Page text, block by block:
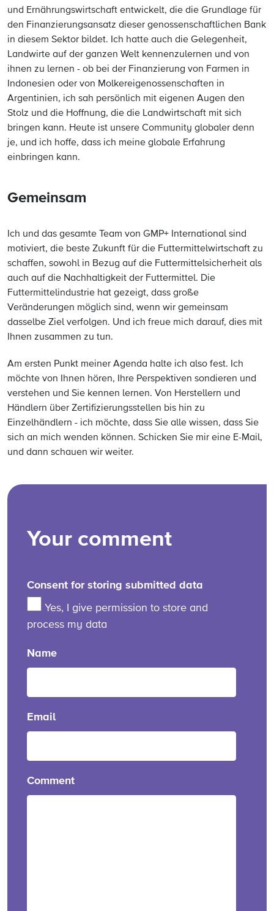
und Ernährungswirtschaft entwickelt, die die Grundlage für
den Finanzierungsansatz dieser genossenschaftlichen Bank
in diesem Sektor bildet. Ich hatte auch die Gelegenheit,
Landwirte auf der ganzen Welt kennenzulernen und von
ihnen zu lernen - ob bei der Finanzierung von Farmen in
Indonesien oder von Molkereigenossenschaften in
Argentinien, ich sah persönlich mit eigenen Augen den
Stolz und die Hoffnung, die die Landwirtschaft mit sich
bringen kann. Heute ist unsere Community globaler denn
je, und ich hoffe, dass ich meine globale Erfahrung
einbringen kann.
Gemeinsam
Ich und das gesamte Team von GMP+ International sind
motiviert, die beste Zukunft für die Futtermittelwirtschaft zu
schaffen, sowohl in Bezug auf die Futtermittelsicherheit als
auch auf die Nachhaltigkeit der Futtermittel. Die
Futtermittelindustrie hat gezeigt, dass große
Veränderungen möglich sind, wenn wir gemeinsam
dasselbe Ziel verfolgen. Und ich freue mich darauf, dies mit
Ihnen zusammen zu tun.
Am ersten Punkt meiner Agenda halte ich also fest. Ich
möchte von Ihnen hören, Ihre Perspektiven sondieren und
verstehen und Sie kennen lernen. Von Herstellern und
Händlern über Zertifizierungsstellen bis hin zu
Einzelhändlern - ich möchte, dass Sie alle wissen, dass Sie
sich an mich wenden können. Schicken Sie mir eine E-Mail,
und dann schauen wir weiter.
Your comment
Consent for storing submitted data
Yes, I give permission to store and
process my data
Name
Email
Comment